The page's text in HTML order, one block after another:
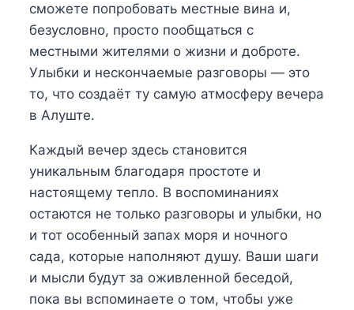
сможете попробовать местные вина и,
безусловно, просто пообщаться с
местными жителями о жизни и доброте.
Улыбки и нескончаемые разговоры — это
то, что создаёт ту самую атмосферу вечера
в Алуште.
Каждый вечер здесь становится
уникальным благодаря простоте и
настоящему тепло. В воспоминаниях
остаются не только разговоры и улыбки, но
и тот особенный запах моря и ночного
сада, которые наполняют душу. Ваши шаги
и мысли будут за оживленной беседой,
пока вы вспоминаете о том, чтобы уже